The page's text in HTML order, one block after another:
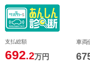
支払総額
692.2万円
車両